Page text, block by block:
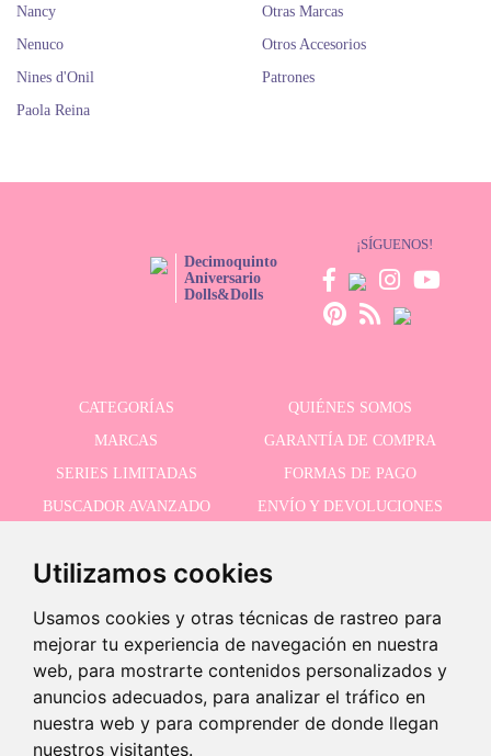
Utilizamos cookies
Usamos cookies y otras técnicas de rastreo para
mejorar tu experiencia de navegación en nuestra
web, para mostrarte contenidos personalizados y
anuncios adecuados, para analizar el tráfico en
nuestra web y para comprender de donde llegan
nuestros visitantes.
Nancy
Nenuco
Nines d'Onil
Paola Reina
Otras Marcas
Otros Accesorios
Patrones
Decimoquinto
Aniversario
Dolls&Dolls
¡SÍGUENOS!
CATEGORÍAS
QUIÉNES SOMOS
MARCAS
GARANTÍA DE COMPRA
SERIES LIMITADAS
FORMAS DE PAGO
BUSCADOR AVANZADO
ENVÍO Y DEVOLUCIONES
RECIBE NUESTRAS ÚLTIMAS NOVEDADES
Acepto la política de privacidad